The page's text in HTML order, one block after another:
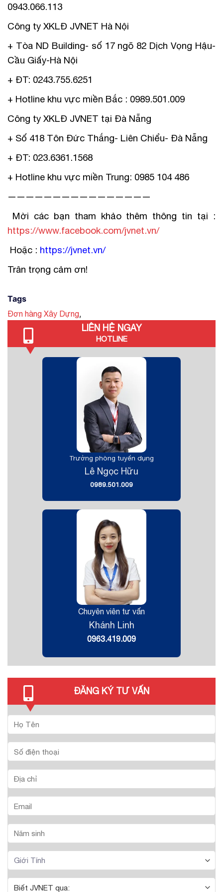
0943.066.113
Công ty XKLĐ JVNET Hà Nội
+ Tòa ND Building- số 17 ngõ 82 Dịch Vọng Hậu-
Cầu Giấy-Hà Nội
+ ĐT: 0243.755.6251
+ Hotline khu vực miền Bắc : 0989.501.009
Công ty XKLĐ JVNET tại Đà Nẵng
+ Số 418 Tôn Đức Thắng- Liên Chiểu- Đà Nẵng
+ ĐT: 023.6361.1568
+ Hotline khu vực miền Trung: 0985 104 486
————————————————
Mời các bạn tham khảo thêm thông tin tại :
https://www.facebook.com/jvnet.vn/
Hoặc : https://jvnet.vn/
Trân trọng cảm ơn!
Tags
Đơn hàng Xây Dựng,
LIÊN HỆ NGAY
HOTLINE
Trưởng phòng tuyển dụng
Lê Ngọc Hữu
0989.501.009
Chuyên viên tư vấn
Khánh Linh
0963.419.009
ĐĂNG KÝ TƯ VẤN